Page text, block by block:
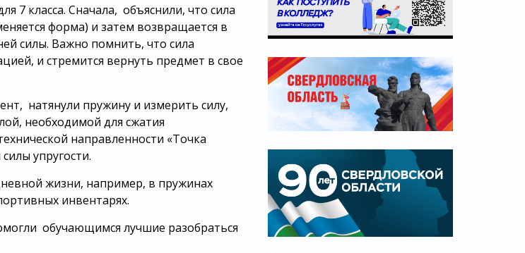
7 класса. Сначала, объяснили, что сила
форма) и затем возвращается в
силы. Важно помнить, что сила
и стремится вернуть предмет в свое
натянули пружину и измерить силу,
необходимой для сжатия
направленности «Точка
упругости.
жизни, например, в пружинах
инвентарях.
обучающимся лучшие разобраться